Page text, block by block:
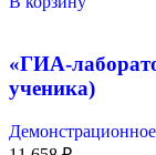
«ГИА-
ученика)